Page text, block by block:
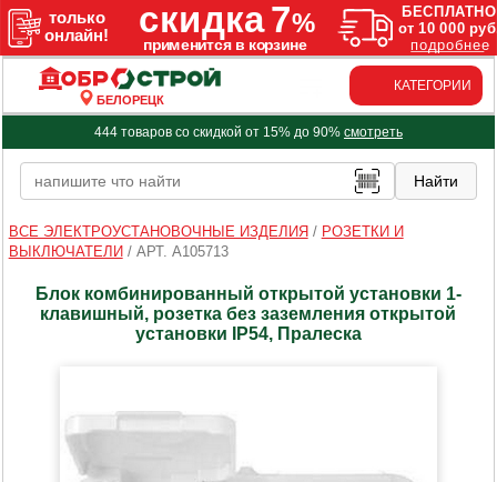
БЕЛОРЕЦК
КАТЕГОРИИ
444 товаров со скидкой от 15% до 90% смотреть
ВСЕ ЭЛЕКТРОУСТАНОВОЧНЫЕ ИЗДЕЛИЯ / РОЗЕТКИ И
ВЫКЛЮЧАТЕЛИ / АРТ. A105713
Блок комбинированный открытой установки 1-
клавишный, розетка без заземления открытой
установки IP54, Пралеска